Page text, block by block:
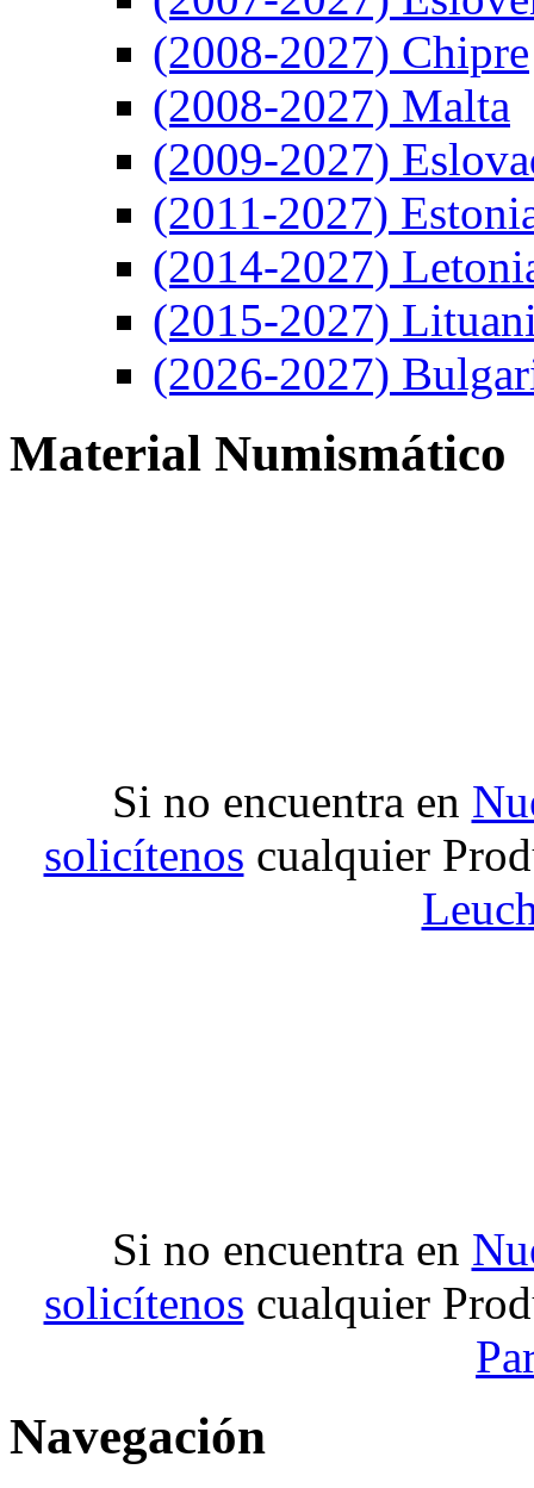
(2008-2027) Chipre
(2008-2027) Malta
(2009-2027)
(2011-2027)
(2014-2027)
(2015-2027)
(2026-2027)
Material Numismático
Si no encuentra en
solicítenos cualquier
Si no encuentra en
solicítenos cualquier
Navegación